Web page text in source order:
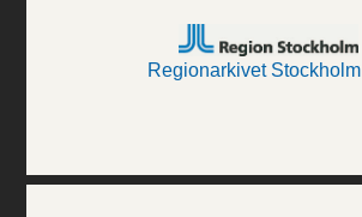
Regionarkivet Stockholm